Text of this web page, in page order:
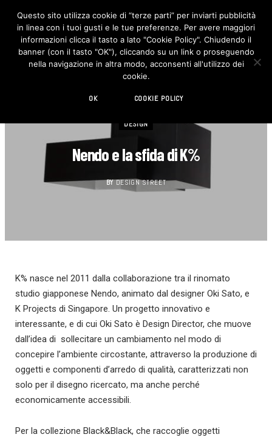
F
c
e
b
o
I
n
s
t
DESIGN
Nendo e la sfida di K%
BY DESIGN STREET
K% nasce nel 2011 dalla collaborazione tra il rinomato
studio giapponese Nendo, animato dal designer Oki Sato, e
K Projects di Singapore. Un progetto innovativo e
interessante, e di cui Oki Sato è Design Director, che muove
dall’idea di sollecitare un cambiamento nel modo di
concepire l’ambiente circostante, attraverso la produzione di
oggetti e componenti d’arredo di qualità, caratterizzati non
solo per il disegno ricercato, ma anche perché
economicamente accessibili.
Per la collezione Black&Black, che raccoglie oggetti
Questo sito utilizza cookie di “terze parti” per inviarti pubblicità
in linea con i tuoi gusti e le tue preferenze. Per avere maggiori
informazioni clicca il tasto a lato "Cookie Policy". Chiudendo il
banner (con il tasto "OK"), cliccando su un link o proseguendo
nella navigazione in altra modo, acconsenti all'utilizzo dei
cookie.
OK COOKIE POLICY